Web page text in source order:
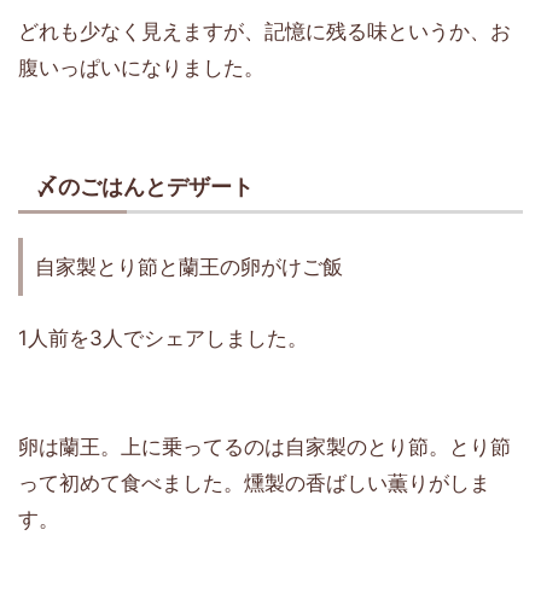
どれも少なく見えますが、記憶に残る味というか、お
腹いっぱいになりました。
〆のごはんとデザート
自家製とり節と蘭王の卵がけご飯
1人前を3人でシェアしました。
卵は蘭王。上に乗ってるのは自家製のとり節。とり節
って初めて食べました。燻製の香ばしい薫りがしま
す。